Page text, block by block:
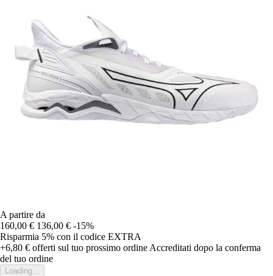
A partire da
160,00 € 136,00 € -15%
Risparmia 5% con il codice EXTRA
+6,80 € offerti sul tuo prossimo ordine Accreditati dopo la conferma
del tuo ordine
Loading...